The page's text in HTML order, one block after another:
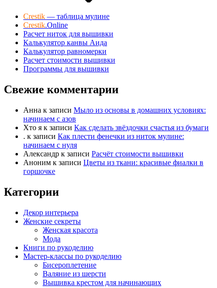
Crestik — таблица мулине
Crestik.Online
Расчет ниток для вышивки
Калькулятор канвы Аида
Калькулятор равномерки
Расчет стоимости вышивки
Программы для вышивки
Свежие комментарии
Анна к записи Мыло из основы в домашних условиях:
начинаем с азов
Хто я к записи Как сделать звёздочки счастья из бумаги
. к записи Как плести фенечки из ниток мулине:
начинаем с нуля
Александр к записи Расчёт стоимости вышивки
Аноним к записи Цветы из ткани: красивые фиалки в
горшочке
Категории
Декор интерьера
Женские секреты
Женская красота
Мода
Книги по рукоделию
Мастер-классы по рукоделию
Бисероплетение
Валяние из шерсти
Вышивка крестом для начинающих